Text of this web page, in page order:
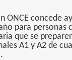
ONCE concede
para personas
que se
A1 y A2 de